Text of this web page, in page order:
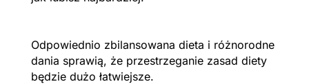
Odpowiednio zbilansowana dieta i różnorodne
dania sprawią, że przestrzeganie zasad diety
będzie dużo łatwiejsze.